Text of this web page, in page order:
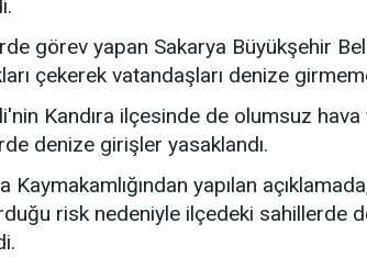
görev yapan Sakarya Büyükşehir
çekerek vatandaşları denize
Kandıra ilçesinde de olumsuz
denize girişler yasaklandı.
Kaymakamlığından yapılan
risk nedeniyle ilçedeki sahillerde